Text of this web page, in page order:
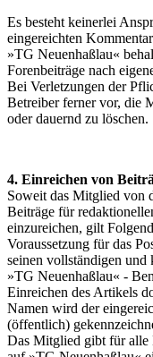
Es besteht keinerlei
eingereichten
»TG Neuenhaßlau«
Forenbeiträge nach
Bei Verletzungen der
Betreiber ferner vor, die
oder dauernd zu löschen.
4. Einreichen von
Soweit das Mitglied von
Beiträge für
einzureichen, gilt
Voraussetzung für das
seinen vollständigen und
»TG Neuenhaßlau« -
Einreichen des Artikels
Namen wird der
(öffentlich)
Das Mitglied gibt für alle